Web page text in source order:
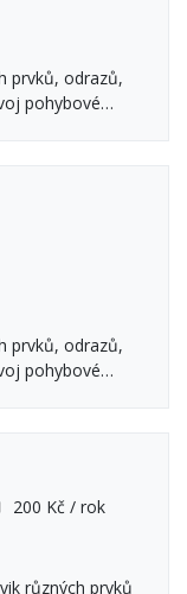
prvků, odrazů,
pohybové
trenérka, není
prvků, odrazů,
pohybové
trenérka, není
200 Kč / rok
různých prvků